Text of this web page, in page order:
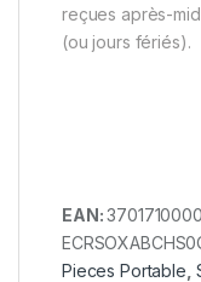
reçues après-
(ou jours fériés).
EAN:
Pieces Portable